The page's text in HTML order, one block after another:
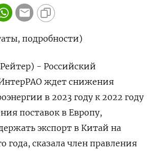
подробности)
- Российский
ждет снижения
в 2023 году к 2022 году
поставок в Европу,
экспорт в Китай на
года, сказала член правления